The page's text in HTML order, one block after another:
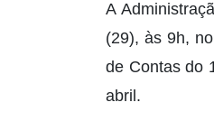
A
(29), às 9h,
de Contas do
abril.